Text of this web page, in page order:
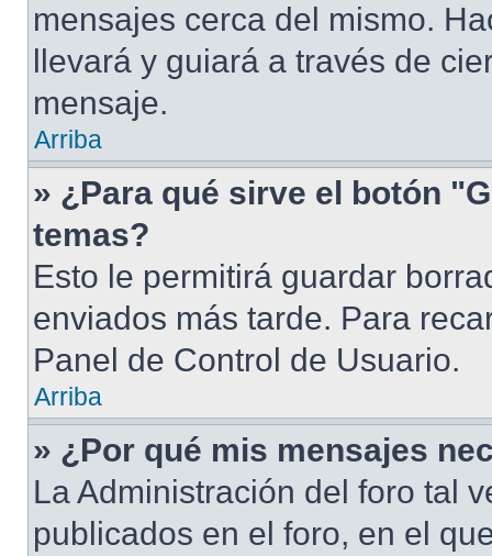
mensajes cerca del mismo.
llevará y guiará a través de
mensaje.
Arriba
» ¿Para qué sirve el botón
temas?
Esto le permitirá guardar
enviados más tarde. Para
Panel de Control de Usuario.
Arriba
» ¿Por qué mis mensajes
La Administración del foro tal
publicados en el foro, en el